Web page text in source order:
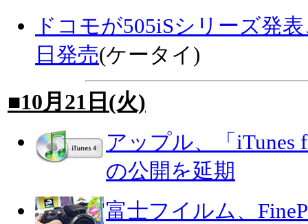
ドコモが505iSシリーズ発
日発売(ケータイ)
■10月21日(火)
アップル、「iTunes
の公開を延期
富士フイルム、